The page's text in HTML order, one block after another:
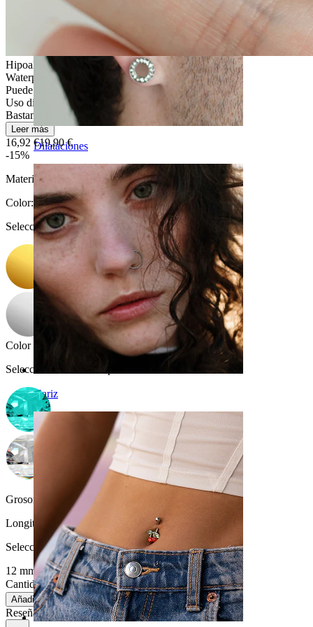
Dilataciones
Nariz
Hipoalergénica
Waterproof
Puede durar toda la vida
Uso diario
Bastante fácil
Leer más
16,92 €19,90 €
-15%
Material:
Color:
Selecciona Color
Color de la piedra
Selecciona Color de la piedra
Grosor de barra:1,6 mm
Longitud
Selecciona Longitud
12 mm14 mm
Cantidad: 1 Cambio
Añadir a la bolsa
Reseñas del producto